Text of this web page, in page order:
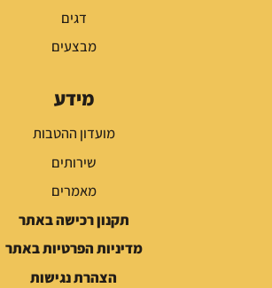
דגים
מבצעים
מידע
מועדון ההטבות
שירותים
מאמרים
תקנון רכישה באתר
מדיניות הפרטיות באתר
הצהרת נגישות